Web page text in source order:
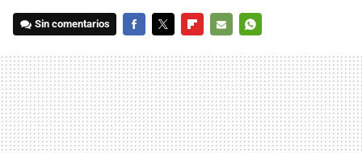
Sin comentarios
MAIL